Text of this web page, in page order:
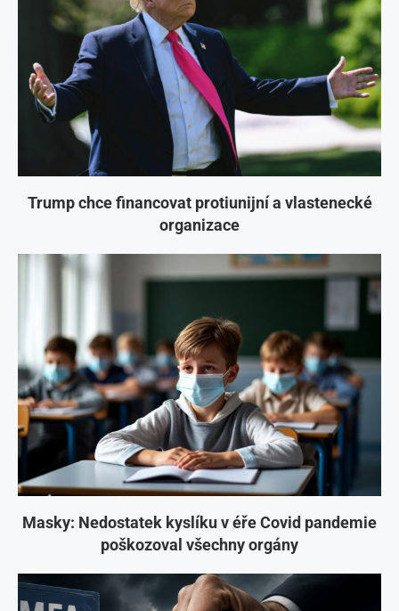
Trump chce financovat protiunijní a vlastenecké
organizace
Masky: Nedostatek kyslíku v éře Covid pandemie
poškozoval všechny orgány